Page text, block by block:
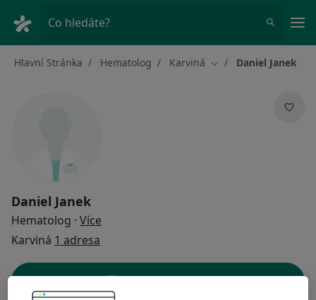
Co hledáte?
Hlavní Stránka Hematolog Karviná Změna města
Daniel Janek
Daniel Janek
Hematolog · Více
Karviná 1 adresa
Kontaktní údaje